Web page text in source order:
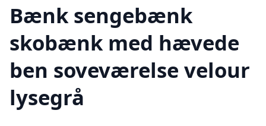
Bænk sengebænk
skobænk med hævede
ben soveværelse velour
lysegrå